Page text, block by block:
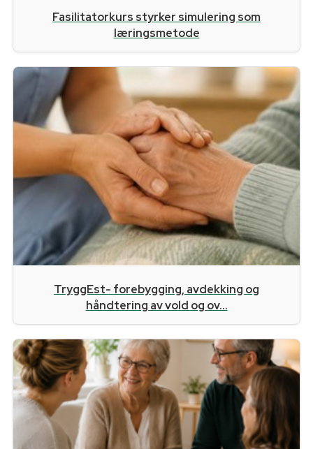
Fasilitatorkurs styrker simulering som
læringsmetode
TryggEst- forebygging, avdekking og
håndtering av vold og ov...